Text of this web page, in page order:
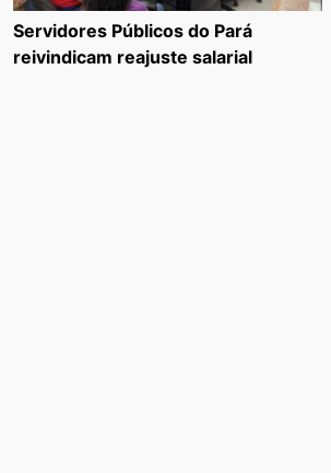
Servidores Públicos do Pará
reivindicam reajuste salarial